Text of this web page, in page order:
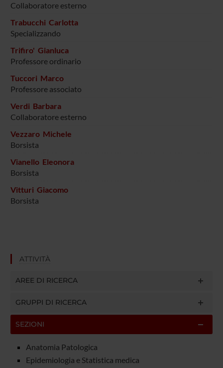
Collaboratore esterno
Trabucchi Carlotta
Specializzando
Trifiro' Gianluca
Professore ordinario
Tuccori Marco
Professore associato
Verdi Barbara
Collaboratore esterno
Vezzaro Michele
Borsista
Vianello Eleonora
Borsista
Vitturi Giacomo
Borsista
ATTIVITÀ
AREE DI RICERCA
GRUPPI DI RICERCA
SEZIONI
Anatomia Patologica
Epidemiologia e Statistica medica